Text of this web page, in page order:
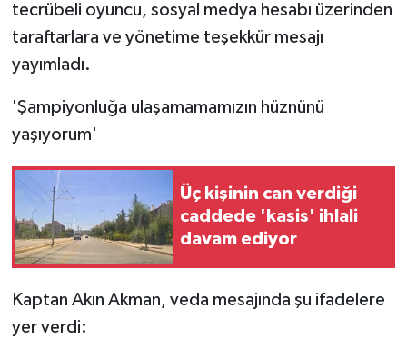
tecrübeli oyuncu, sosyal medya hesabı üzerinden
taraftarlara ve yönetime teşekkür mesajı
yayımladı.
'Şampiyonluğa ulaşamamamızın hüznünü
yaşıyorum'
Üç kişinin can verdiği
caddede 'kasis' ihlali
davam ediyor
Kaptan Akın Akman, veda mesajında şu ifadelere
yer verdi: